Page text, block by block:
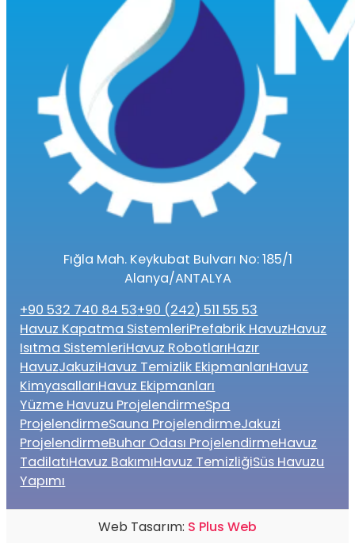
Fığla Mah. Keykubat Bulvarı No: 185/1
Alanya/ANTALYA
+90 532 740 84 53+90 (242) 511 55 53
Havuz Kapatma SistemleriPrefabrik HavuzHavuz
Isıtma SistemleriHavuz RobotlarıHazır
HavuzJakuziHavuz Temizlik EkipmanlarıHavuz
KimyasallarıHavuz Ekipmanları
Yüzme Havuzu ProjelendirmeSpa
ProjelendirmeSauna ProjelendirmeJakuzi
ProjelendirmeBuhar Odası ProjelendirmeHavuz
TadilatıHavuz BakımıHavuz TemizliğiSüs Havuzu
Yapımı
Web Tasarım: S Plus Web